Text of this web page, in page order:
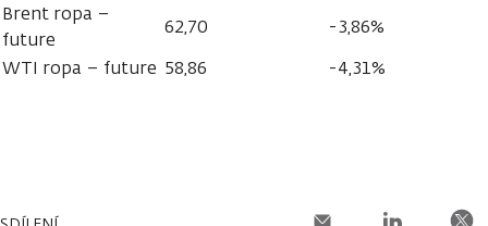
Brent ropa –
future
62,70
-3,86%
WTI ropa – future 58,86 -4,31%